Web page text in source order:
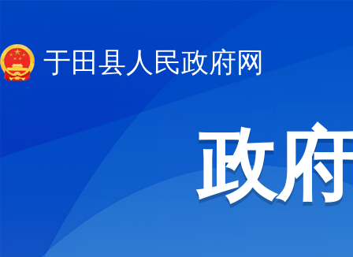
于田县人民政府网
政